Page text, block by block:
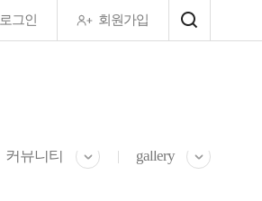
로그인 회원가입
커뮤니티 gallery